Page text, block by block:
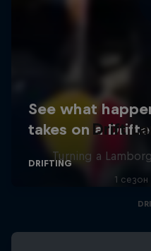
Drift
Turning a
1 сезон